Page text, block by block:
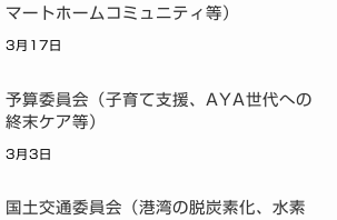
マートホームコミュニティ等）
3月17日
予算委員会（子育て支援、AYA世代への
終末ケア等）
3月3日
国土交通委員会（港湾の脱炭素化、水素